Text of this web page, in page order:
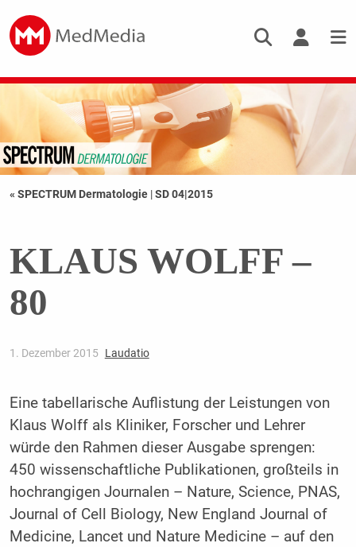
« SPECTRUM Dermatologie |SD 04|2015
KLAUS WOLFF –
80
1. Dezember 2015 Laudatio
Eine tabellarische Auflistung der Leistungen von
Klaus Wolff als Kliniker, Forscher und Lehrer
würde den Rahmen dieser Ausgabe sprengen:
450 wissenschaftliche Publikationen, großteils in
hochrangigen Journalen – Nature, Science, PNAS,
Journal of Cell Biology, New England Journal of
Medicine, Lancet und Nature Medicine – auf den